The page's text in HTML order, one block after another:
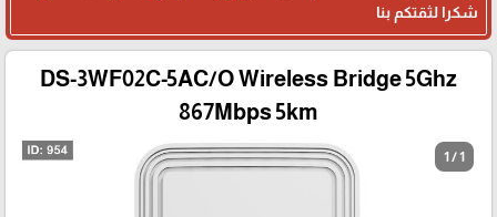
شكرا لثقتكم بنا
DS-3WF02C-5AC/O Wireless Bridge 5Ghz
867Mbps 5km
1 / 1